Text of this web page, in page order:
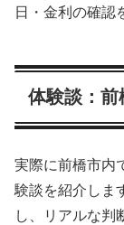
日・金利の確認
体験談：前
実際に前橋市内
験談を紹介しま
し、リアルな判